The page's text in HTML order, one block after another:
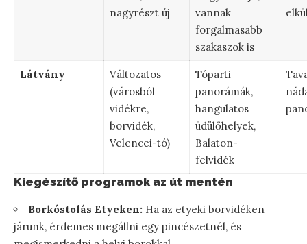
nagyrészt új
vannak
forgalmasabb
szakaszok is
Látvány
Változatos
(városból
vidékre,
borvidék,
Velencei-tó)
Tóparti
panorámák,
hangulatos
üdülőhelyek,
Balaton-
felvidék
Kiegészítő programok az út mentén
Borkóstolás Etyeken: Ha az etyeki borvidéken
járunk, érdemes megállni egy pincészetnél, és